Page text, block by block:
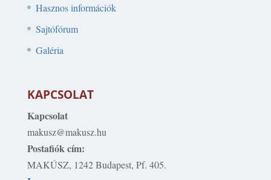
Hasznos információk
Sajtófórum
Galéria
KAPCSOLAT
Kapcsolat
makusz@makusz.hu
Postafiók cím:
MAKÚSZ, 1242 Budapest, Pf. 405.